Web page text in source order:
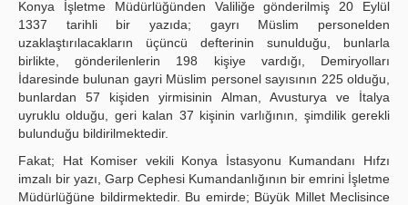
Konya İşletme Müdürlüğünden Valiliğe gönderilmiş 20 Eylül
1337 tarihli bir yazıda; gayrı Müslim personelden
uzaklaştırılacakların üçüncü defterinin sunulduğu, bunlarla
birlikte, gönderilenlerin 198 kişiye vardığı, Demiryolları
İdaresinde bulunan gayri Müslim personel sayısının 225 olduğu,
bunlardan 57 kişiden yirmisinin Alman, Avusturya ve İtalya
uyruklu olduğu, geri kalan 37 kişinin varlığının, şimdilik gerekli
bulunduğu bildirilmektedir.
Fakat; Hat Komiser vekili Konya İstasyonu Kumandanı Hıfzı
imzalı bir yazı, Garp Cephesi Kumandanlığının bir emrini İşletme
Müdürlüğüne bildirmektedir. Bu emirde; Büyük Millet Meclisince